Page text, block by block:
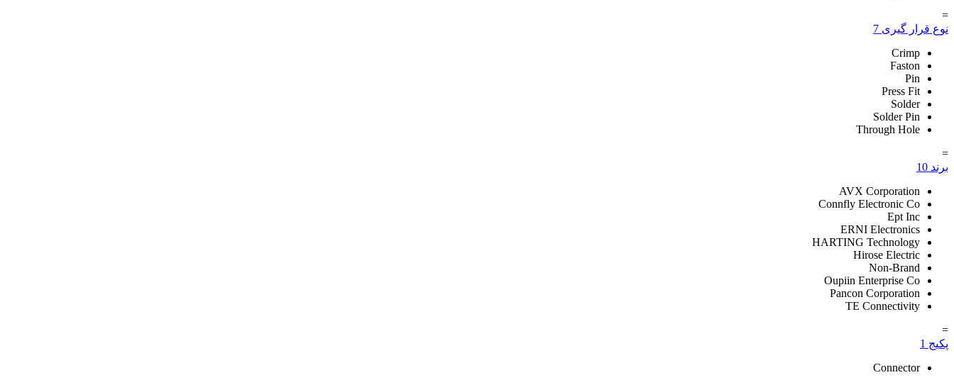
=
نوع قرار گیری 7
Crimp
Faston
Pin
Press Fit
Solder
Solder Pin
Through Hole
=
برند 10
AVX Corporation
Connfly Electronic Co
Ept Inc
ERNI Electronics
HARTING Technology
Hirose Electric
Non-Brand
Oupiin Enterprise Co
Pancon Corporation
TE Connectivity
=
پکیج 1
Connector